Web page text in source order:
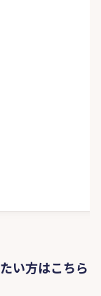
い方はこちら